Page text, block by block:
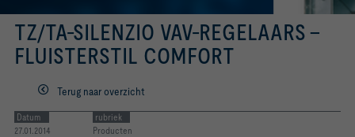
TZ/TA-SILENZIO VAV-REGELAARS -
FLUISTERSTIL COMFORT
Terug naar overzicht
Datum
27.01.2014
rubriek
Producten